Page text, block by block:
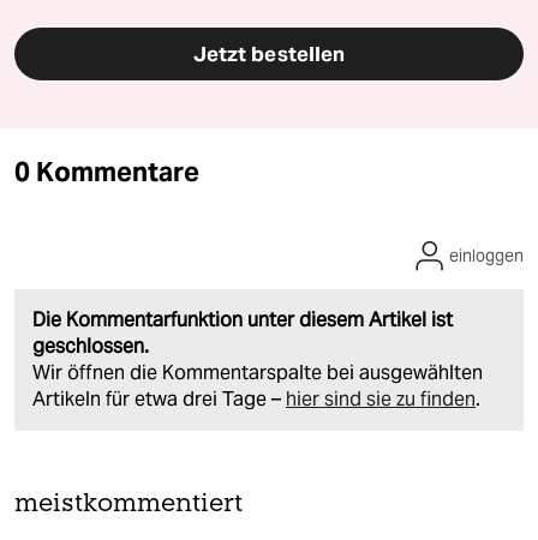
Jetzt bestellen
0 Kommentare
Die Kommentarfunktion unter diesem Artikel ist
geschlossen.
Wir öffnen die Kommentarspalte bei ausgewählten
Artikeln für etwa drei Tage – hier sind sie zu finden.
einloggen
meistkommentiert